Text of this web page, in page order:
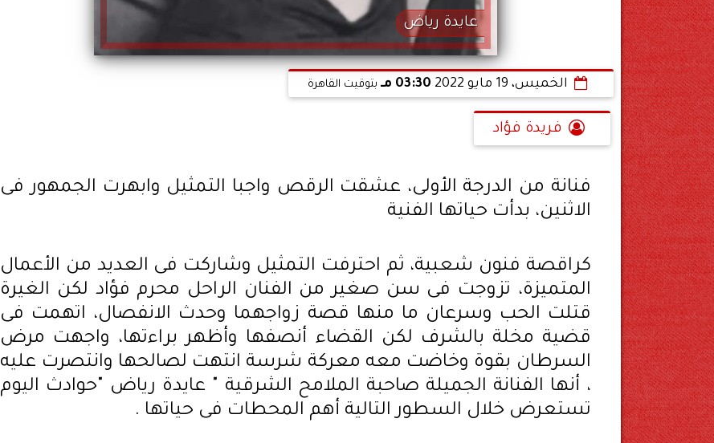
عايدة رياض
الخميس، 19 مايو 2022 03:30 مـ بتوقيت القاهرة
فريدة فؤاد
فنانة من الدرجة الأولى، عشقت الرقص واجبا التمثيل وابهرت الجمهور فى
الاثنين، بدأت حياتها الفنية
كراقصة فنون شعبية، ثم احترفت التمثيل وشاركت فى العديد من الأعمال
المتميزة، تزوجت فى سن صغير من الفنان الراحل محرم فؤاد لكن الغيرة
قتلت الحب وسرعان ما منها قصة زواجهما وحدث الانفصال، اتهمت فى
قضية مخلة بالشرف لكن القضاء أنصفها وأظهر براءتها، واجهت مرض
السرطان بقوة وخاضت معه معركة شرسة انتهت لصالحها وانتصرت عليه
، أنها الفنانة الجميلة صاحبة الملامح الشرقية " عايدة رياض "حوادث اليوم
تستعرض خلال السطور التالية أهم المحطات فى حياتها .